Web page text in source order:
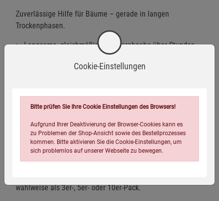
Zuverlässige Hilfe für Bäume – gerade in langen
Trockenphasen.
Langsame, gleichmäßige Wasserabgabe über Stunden
Füllmenge: bis zu 75 l – ideal für Jung- und Altbäume
Aus robuster, lebensmittelechter 500D-PVC-Plane
Mit Reißverschluss erweiterbar – für größere Stämme
Diebstahlsicherung durch integrierte Ösen
Inklusive Anleitung zur einfachen Handhabung
Auch im praktischen Mehrfachpack erhältlich: ideal, wenn
wahlweise als 3er-, 5er- oder 10er-Pack.
Cookie-Einstellungen
Bitte prüfen Sie Ihre Cookie Einstellungen des Browsers!
Aufgrund Ihrer Deaktivierung der Browser-Cookies kann es
zu Problemen der Shop-Ansicht sowie des Bestellprozesses
kommen. Bitte aktivieren Sie die Cookie-Einstellungen, um
sich problemlos auf unserer Webseite zu bewegen.